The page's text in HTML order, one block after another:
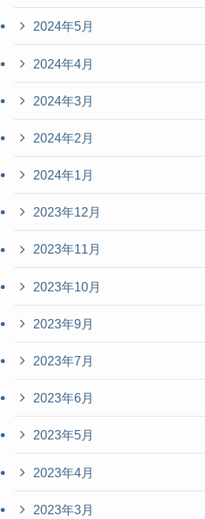
2024年5月
2024年4月
2024年3月
2024年2月
2024年1月
2023年12月
2023年11月
2023年10月
2023年9月
2023年7月
2023年6月
2023年5月
2023年4月
2023年3月